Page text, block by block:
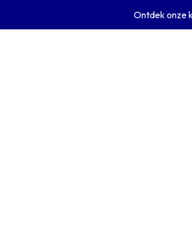
Ontdek onze